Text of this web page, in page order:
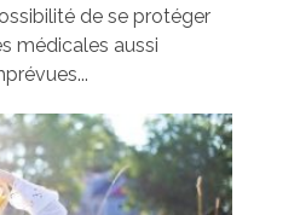
de se protéger
médicales aussi